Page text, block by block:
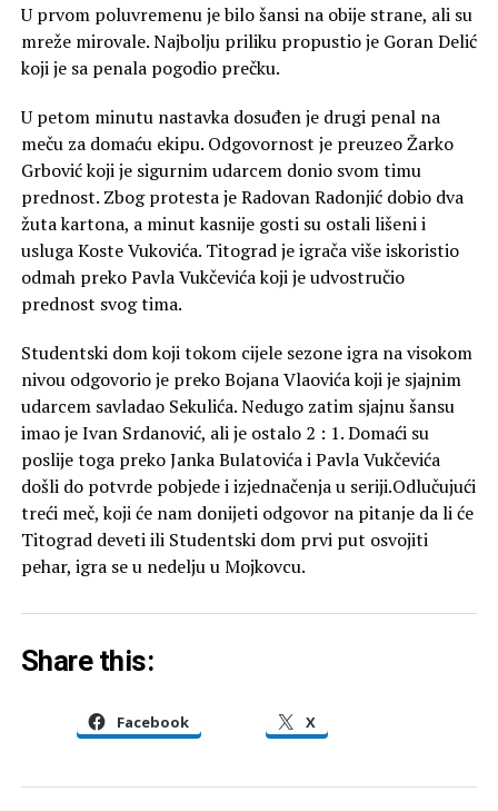
U prvom poluvremenu je bilo šansi na obije strane, ali su
mreže mirovale. Najbolju priliku propustio je Goran Delić
koji je sa penala pogodio prečku.
U petom minutu nastavka dosuđen je drugi penal na
meču za domaću ekipu. Odgovornost je preuzeo Žarko
Grbović koji je sigurnim udarcem donio svom timu
prednost. Zbog protesta je Radovan Radonjić dobio dva
žuta kartona, a minut kasnije gosti su ostali lišeni i
usluga Koste Vukovića. Titograd je igrača više iskoristio
odmah preko Pavla Vukčevića koji je udvostručio
prednost svog tima.
Studentski dom koji tokom cijele sezone igra na visokom
nivou odgovorio je preko Bojana Vlaovića koji je sjajnim
udarcem savladao Sekulića. Nedugo zatim sjajnu šansu
imao je Ivan Srdanović, ali je ostalo 2 : 1. Domaći su
poslije toga preko Janka Bulatovića i Pavla Vukčevića
došli do potvrde pobjede i izjednačenja u seriji.Odlučujući
treći meč, koji će nam donijeti odgovor na pitanje da li će
Titograd deveti ili Studentski dom prvi put osvojiti
pehar, igra se u nedelju u Mojkovcu.
Share this:
Facebook X